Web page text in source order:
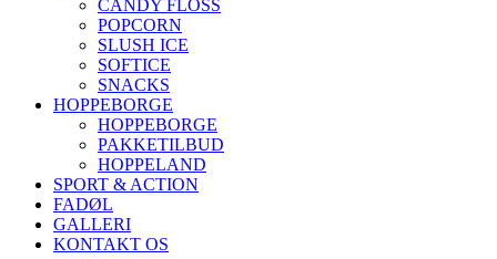
CANDY FLOSS
POPCORN
SLUSH ICE
SOFTICE
SNACKS
HOPPEBORGE
HOPPEBORGE
PAKKETILBUD
HOPPELAND
SPORT & ACTION
FADØL
GALLERI
KONTAKT OS